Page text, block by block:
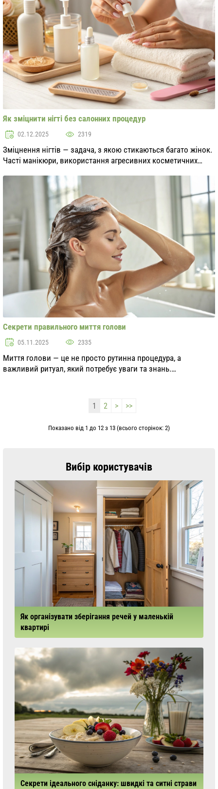
Як зміцнити нігті без салонних процедур
02.12.2025 2319
Зміцнення нігтів — задача, з якою стикаються багато жінок.
Часті манікюри, використання агресивних косметичних
того, що нігті стають ламкими і ...
Секрети правильного миття голови
05.11.2025 2335
Миття голови — це не просто рутинна процедура, а
важливий ритуал, який потребує уваги та знань.
1 2 > >>
Показано від 1 до 12 з 13 (всього сторінок: 2)
Вибір користувачів
Як організувати зберігання речей у маленькій
квартирі
Секрети ідеального сніданку: швидкі та ситні страви